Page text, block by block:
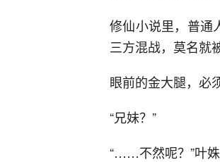
修仙小说里，普通
三方混战，莫名就
眼前的金大腿，必
“兄妹？”
“……不然呢？”叶姝